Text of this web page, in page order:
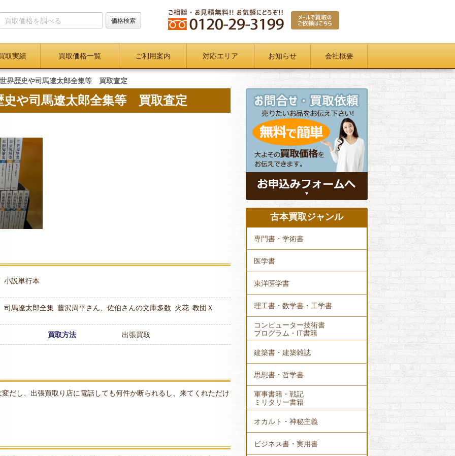
取実績 買取価格一覧 ご利用案内 対応エリア お知らせ 会社概要
界歴史や司馬遼太郎全集等 買取査定
や司馬遼太郎全集等 買取査定
小説単行本
司馬遼太郎全集 藤沢周平さん、佐伯さんの文庫多数 火花 教団Ｘ
買取方法 出張買取
だし、出張買取り店に電話しても何件か断られるし、来てくれただけ
古本買取ジャンル
専門書・学術書
医学書
東洋医学書
理工書・数学書・工学書
コンピューター技術書
プログラム・IT書籍
建築書・建築雑誌
思想書・哲学書
軍事書籍・戦記
ミリタリー書籍
オカルト・神秘主義
ビジネス書・実用書